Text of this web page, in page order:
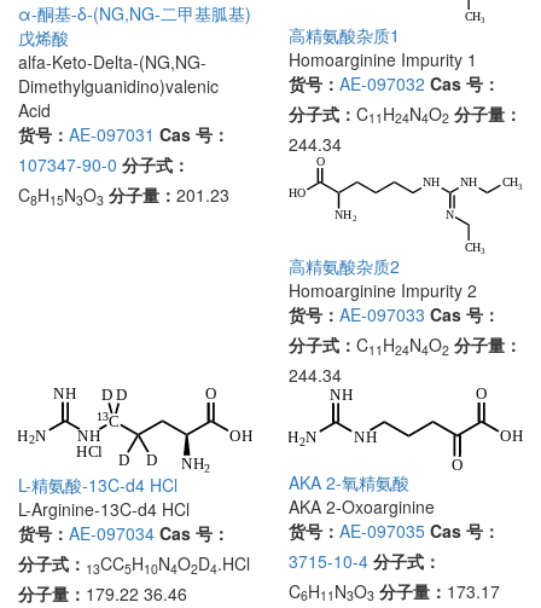
α-酮基-δ-(NG,NG-二甲基胍基)
戊烯酸
alfa-Keto-Delta-(NG,NG-
Dimethylguanidino)valenic
Acid
货号： AE-097031 Cas 号：
107347-90-0 分子式：
C8H15N3O3 分子量： 201.23
高精氨酸杂质1
Homoarginine Impurity 1
货号： AE-097032 Cas 号：
分子式： C11 H24N4O2 分子量：
244.34
高精氨酸杂质2
Homoarginine Impurity 2
货号： AE-097033 Cas 号：
分子式： C11 H24N4O2 分子量：
244.34
L-精氨酸-13C-d4 HCl
L-Arginine-13C-d4 HCl
货号： AE-097034 Cas 号：
分子式： 13CC5H10N4O2D4.HCl
分子量： 179.22 36.46
AKA 2-氧精氨酸
AKA 2-Oxoarginine
货号： AE-097035 Cas 号：
3715-10-4 分子式：
C6H11 N3O3 分子量： 173.17